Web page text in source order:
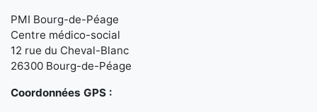
PMI Bourg-de-Péage
Centre médico-social
12 rue du Cheval-Blanc
26300 Bourg-de-Péage
Coordonnées GPS :